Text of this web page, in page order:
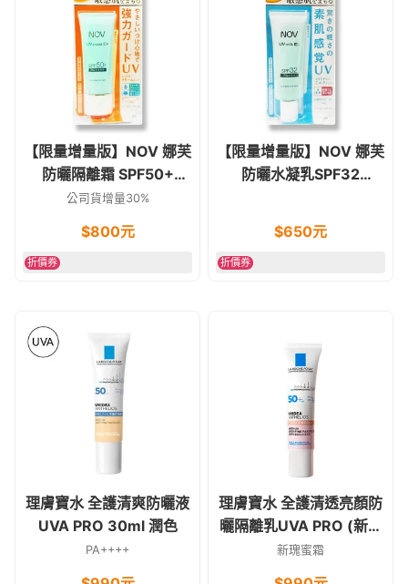
【限量增量版】NOV 娜芙
防曬隔離霜 SPF50+
PA++++ [臉部、身體
公司貨增量30%
$800元
折價券
【限量增量版】NOV 娜芙
防曬水凝乳SPF32
$650元
折價券
理膚寶水 全護清爽防曬液
UVA PRO 30ml 潤色
PA++++
理膚寶水 全護清透亮顏防
曬隔離乳UVA PRO (新瑰
蜜霜)30ml
新瑰蜜霜